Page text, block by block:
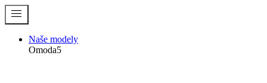
menu
Naše modely
Omoda5